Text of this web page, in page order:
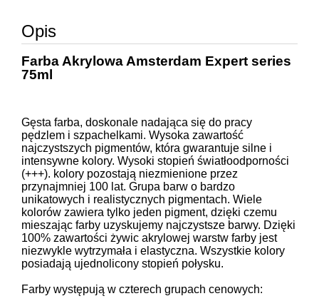
Opis
Farba Akrylowa Amsterdam Expert series
75ml
Gęsta farba, doskonale nadająca się do pracy
pędzlem i szpachelkami. Wysoka zawartość
najczystszych pigmentów, która gwarantuje silne i
intensywne kolory. Wysoki stopień światłoodporności
(+++). kolory pozostają niezmienione przez
przynajmniej 100 lat. Grupa barw o bardzo
unikatowych i realistycznych pigmentach. Wiele
kolorów zawiera tylko jeden pigment, dzięki czemu
mieszając farby uzyskujemy najczystsze barwy. Dzięki
100% zawartości żywic akrylowej warstw farby jest
niezwykle wytrzymała i elastyczna. Wszystkie kolory
posiadają ujednolicony stopień połysku.
Farby występują w czterech grupach cenowych: